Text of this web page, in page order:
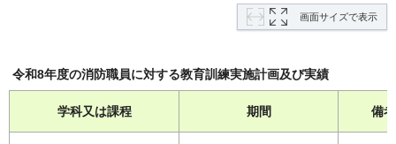
画面サイズで表示
令和8年度の消防職員に対する教育訓練実施計画及び実績
学科又は課程 期間 備